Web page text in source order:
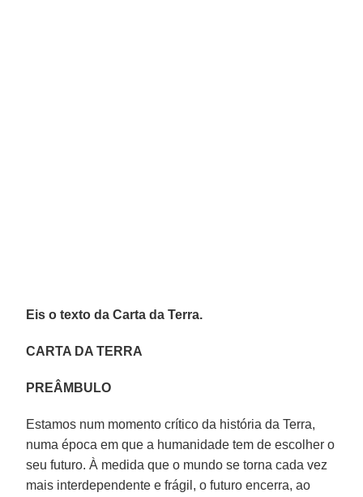
Eis o texto da Carta da Terra.
CARTA DA TERRA
PREÂMBULO
Estamos num momento crítico da história da Terra,
numa época em que a humanidade tem de escolher o
seu futuro. À medida que o mundo se torna cada vez
mais interdependente e frágil, o futuro encerra, ao